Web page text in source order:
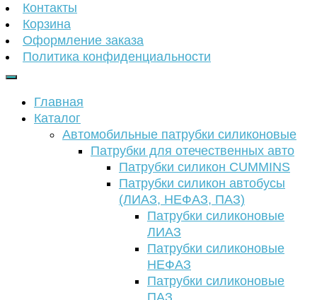
Контакты
Корзина
Оформление заказа
Политика конфиденциальности
Главная
Каталог
Автомобильные патрубки силиконовые
Патрубки для отечественных авто
Патрубки силикон CUMMINS
Патрубки силикон автобусы
(ЛИАЗ, НЕФАЗ, ПАЗ)
Патрубки силиконовые
ЛИАЗ
Патрубки силиконовые
НЕФАЗ
Патрубки силиконовые
ПАЗ